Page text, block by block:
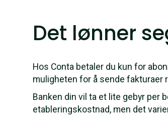
Det lønner
Hos Conta betaler du kun for
muligheten for å sende fakturaer
Banken din vil ta et lite gebyr per
etableringskostnad, men det